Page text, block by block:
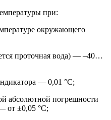
при:
окружающего
проточная вода) — –40…
— 0,01 °С;
абсолютной погрешности
от ±0,05 °С;